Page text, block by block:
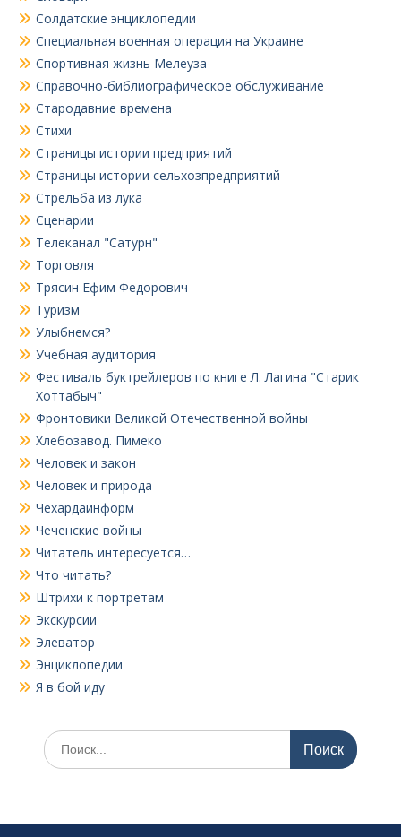
Солдатские энциклопедии
Специальная военная операция на Украине
Спортивная жизнь Мелеуза
Справочно-библиографическое обслуживание
Стародавние времена
Стихи
Страницы истории предприятий
Страницы истории сельхозпредприятий
Стрельба из лука
Сценарии
Телеканал "Сатурн"
Торговля
Трясин Ефим Федорович
Туризм
Улыбнемся?
Учебная аудитория
Фестиваль буктрейлеров по книге Л. Лагина "Старик
Хоттабыч"
Фронтовики Великой Отечественной войны
Хлебозавод. Пимеко
Человек и закон
Человек и природа
Чехардаинформ
Чеченские войны
Читатель интересуется…
Что читать?
Штрихи к портретам
Экскурсии
Элеватор
Энциклопедии
Я в бой иду
Поиск
по: